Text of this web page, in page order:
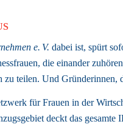
e. V. dabei ist, spürt
die einander
zu teilen. Und Gründerinnen,
für Frauen in der
deckt das